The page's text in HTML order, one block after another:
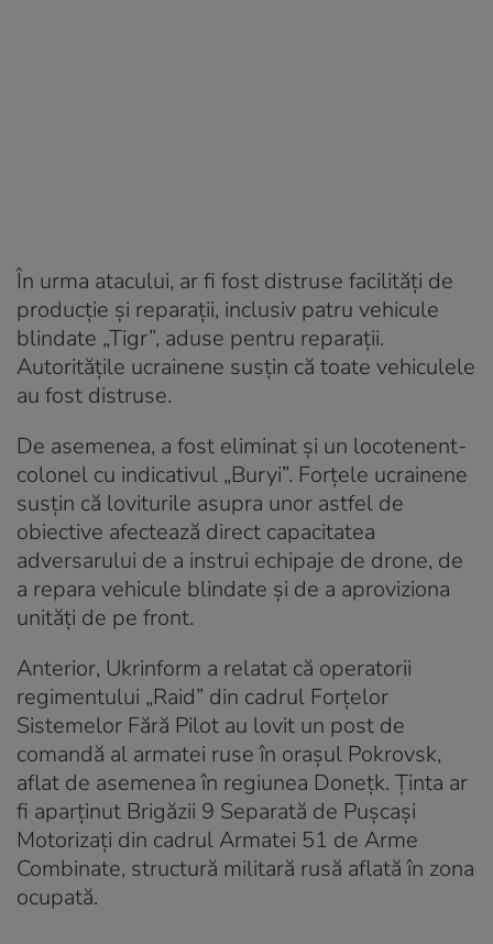
În urma atacului, ar fi fost distruse facilități de
producție și reparații, inclusiv patru vehicule
blindate „Tigr”, aduse pentru reparații.
Autoritățile ucrainene susțin că toate vehiculele
au fost distruse.
De asemenea, a fost eliminat și un locotenent-
colonel cu indicativul „Buryi”. Forțele ucrainene
susțin că loviturile asupra unor astfel de
obiective afectează direct capacitatea
adversarului de a instrui echipaje de drone, de
a repara vehicule blindate și de a aproviziona
unități de pe front.
Anterior, Ukrinform a relatat că operatorii
regimentului „Raid” din cadrul Forțelor
Sistemelor Fără Pilot au lovit un post de
comandă al armatei ruse în orașul Pokrovsk,
aflat de asemenea în regiunea Donețk. Ținta ar
fi aparținut Brigăzii 9 Separată de Pușcași
Motorizați din cadrul Armatei 51 de Arme
Combinate, structură militară rusă aflată în zona
ocupată.